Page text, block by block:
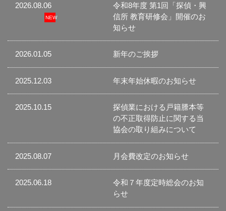
2026.08.06
令和8年度 第1回「探偵・興
信所 教育研修会」開催のお
知らせ
2026.01.05 新年のご挨拶
2025.12.03 年末年始休暇のお知らせ
2025.10.15
探偵業における戸籍謄本等
の不正取得防止に関する当
協会の取り組みについて
2025.08.07 月会費改定のお知らせ
2025.06.18
令和７年度定時総会のお知
らせ